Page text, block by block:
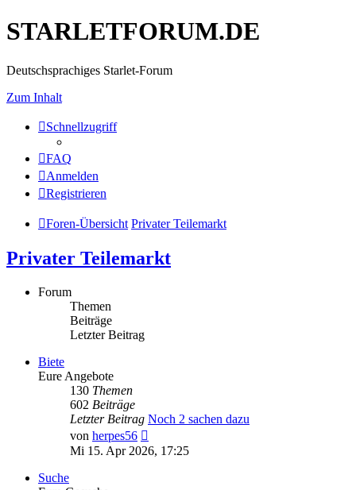
STARLETFORUM.DE
Deutschsprachiges Starlet-Forum
Zum Inhalt
Schnellzugriff
FAQ
Anmelden
Registrieren
Foren-Übersicht Privater Teilemarkt
Privater Teilemarkt
Forum
Themen
Beiträge
Letzter Beitrag
Biete
Eure Angebote
130 Themen
602 Beiträge
Letzter Beitrag Noch 2 sachen dazu
von herpes56
Beitrag
Mi 15. Apr 2026, 17:25
Suche